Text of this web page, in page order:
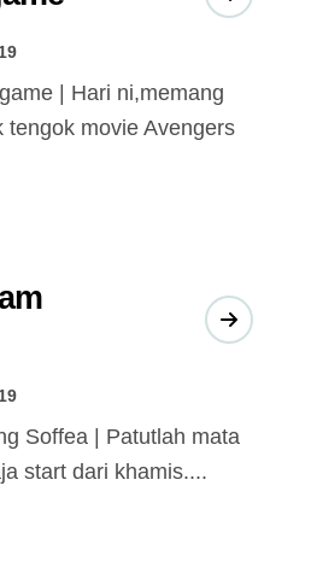
movie Avengers
start dari khamis....